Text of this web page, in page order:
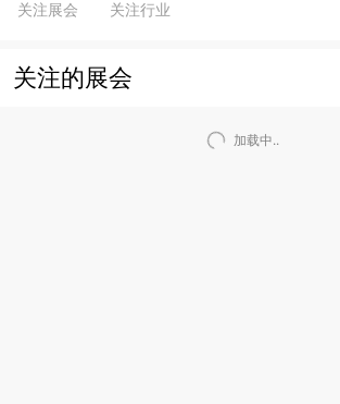
关注展会 关注行业
关注的展会
加载中..